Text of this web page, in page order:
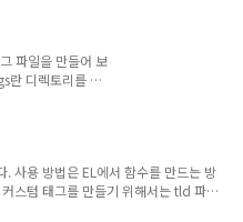
있다. 간단하게 아래 예제를 통해 알
use of a Classic tag
com.example.tag.Clas..
파일을 만들어 보
란 디렉토리를 만
후 우리가 url에
란 디렉토리 안에
에
를 호출
고 사용한 부분을
다. 또한 표준액션
사용 방법은 EL에서 함수를 만드는 방
스텀 태그를 만들기 위해서는 tld 파일
게 랜덤하게 조언을 해 주는 커스텀 태